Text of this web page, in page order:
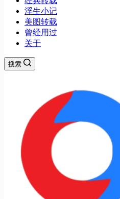
浮生小记
美图转载
曾经用过
关于
搜索